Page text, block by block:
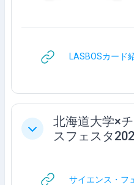
LASBOSカード
Collapse
北海道大学×
スフェスタ
サイエンス・フ